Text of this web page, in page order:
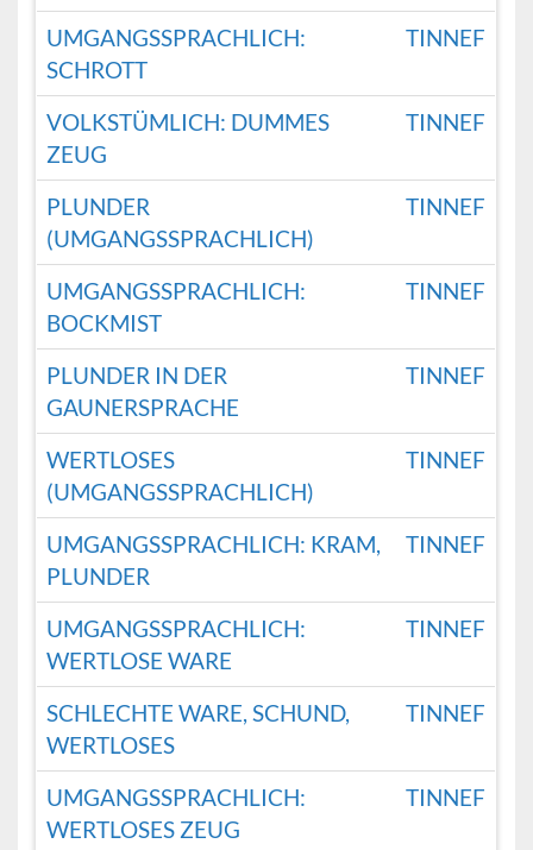
UMGANGSSPRACHLICH:
SCHROTT
TINNEF
VOLKSTÜMLICH: DUMMES
ZEUG
TINNEF
PLUNDER
(UMGANGSSPRACHLICH)
TINNEF
UMGANGSSPRACHLICH:
BOCKMIST
TINNEF
PLUNDER IN DER
GAUNERSPRACHE
TINNEF
WERTLOSES
(UMGANGSSPRACHLICH)
TINNEF
UMGANGSSPRACHLICH: KRAM,
PLUNDER
TINNEF
UMGANGSSPRACHLICH:
WERTLOSE WARE
TINNEF
SCHLECHTE WARE, SCHUND,
WERTLOSES
TINNEF
UMGANGSSPRACHLICH:
WERTLOSES ZEUG
TINNEF